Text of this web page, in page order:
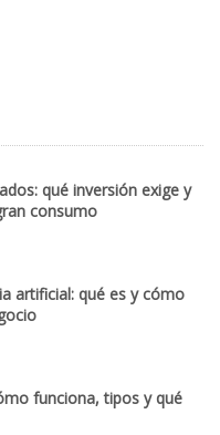
qué inversión exige y
consumo
artificial: qué es y cómo
funciona, tipos y qué